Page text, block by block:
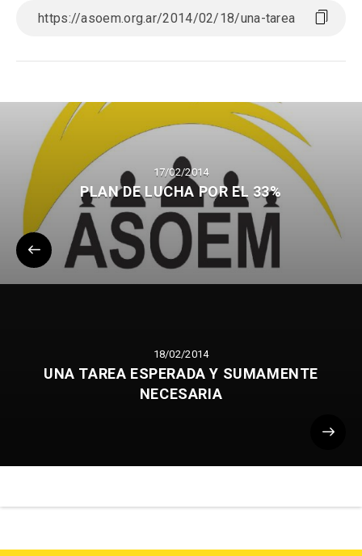
17/02/2014
PLAN DE LUCHA POR EL 33%
18/02/2014
UNA TAREA ESPERADA Y SUMAMENTE
NECESARIA